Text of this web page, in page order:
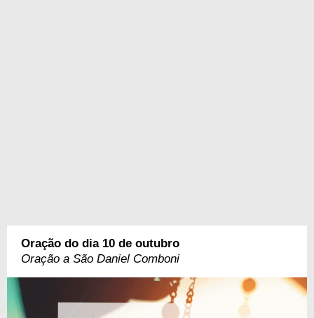
Oração do dia 10 de outubro
Oração a São Daniel Comboni